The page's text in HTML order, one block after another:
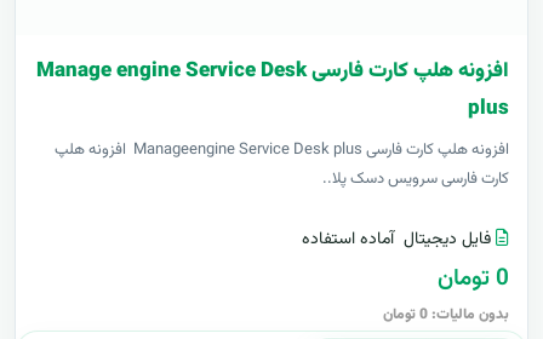
افزونه هلپ کارت فارسی Manage engine Service Desk
plus
افزونه هلپ کارت فارسی Manageengine Service Desk plus افزونه هلپ
کارت فارسی سرویس دسک پلا..
فایل دیجیتال آماده استفاده
0 تومان
بدون مالیات: 0 تومان